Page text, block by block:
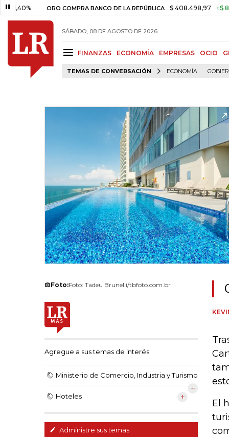
ORO COMPRA BANCO DE LA REPÚBLICA $ 408.498,97 +$ 8.753,81
SÁBADO, 08 DE AGOSTO DE 2026
FINANZAS ECONOMÍA EMPRESAS OCIO
TEMAS DE CONVERSACIÓN ECONOMÍA
Foto:Foto: Tadeu Brunelli/tbfoto.com.br
Agregue a sus temas de interés
Ministerio de Comercio, Industria y Turismo
Hoteles
Administre sus temas
El